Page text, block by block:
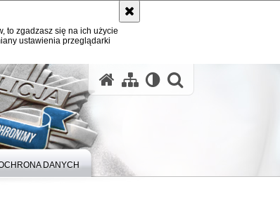
to zgadzasz się na ich użycie
ustawienia przeglądarki
DANYCH